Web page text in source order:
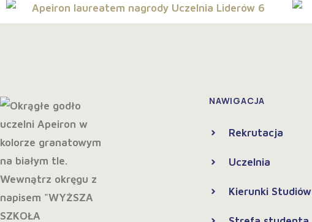
NAWIGACJA
Rekrutacja
Uczelnia
Kierunki Studiów